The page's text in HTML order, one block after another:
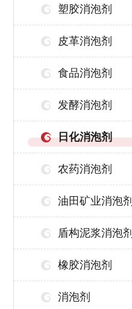
塑胶消泡剂
皮革消泡剂
食品消泡剂
发酵消泡剂
日化消泡剂
农药消泡剂
油田矿业消泡剂
盾构泥浆消泡剂
橡胶消泡剂
消泡剂